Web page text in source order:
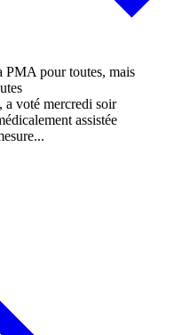
a voté mercredi soir
assistée